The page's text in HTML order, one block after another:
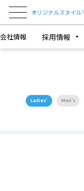
オリジナルスタイル
会社情報 採用情報
Ladies' Men's